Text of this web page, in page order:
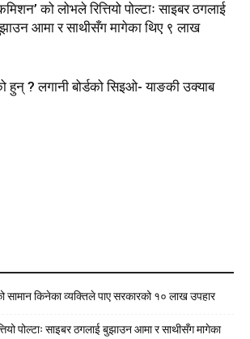
को लोभले रित्तियो पोल्टाः साइबर ठगलाई
आमा र साथीसँग मागेका थिए ९ लाख
हुन् ? लगानी बोर्डको सिइओ- याङकी उक्याब
सामान किनेका व्यक्तिले पाए सरकारको १० लाख उपहार
पोल्टाः साइबर ठगलाई बुझाउन आमा र साथीसँग मागेका